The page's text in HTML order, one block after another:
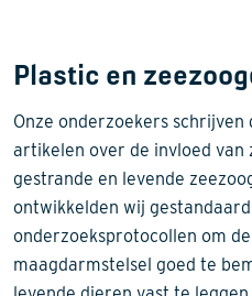
Plastic en
Onze onderzoekers
artikelen over de invloed van
gestrande en levende
ontwikkelden wij
onderzoeksprotocollen om
maagdarmstelsel goed te